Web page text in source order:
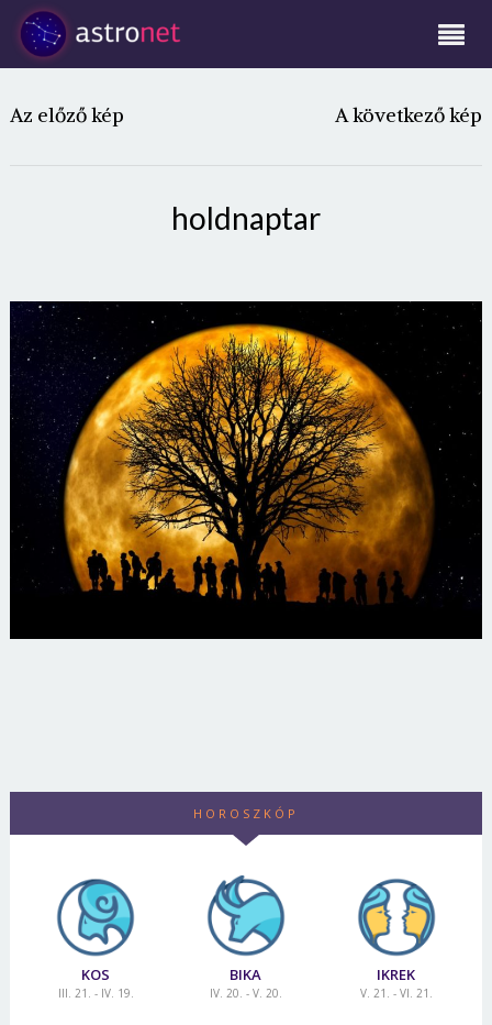
Az előző kép A következő kép
holdnaptar
HOROSZKÓP
KOS
III. 21. - IV. 19.
BIKA
IV. 20. - V. 20.
IKREK
V. 21. - VI. 21.